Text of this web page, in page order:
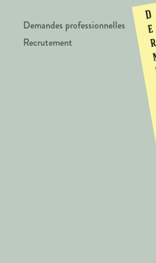
Demandes professionnelles
Recrutement
D
e